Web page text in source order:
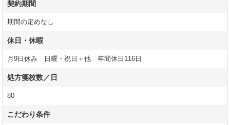
契約期間
期間の定めなし
休日・休暇
月9日休み 日曜・祝日＋他 年間休日116日
処方箋枚数／日
80
こだわり条件